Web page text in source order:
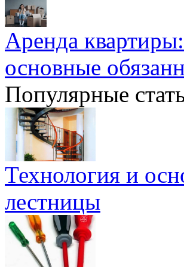
Аренда
основные
Популярные
Технология и
лестницы